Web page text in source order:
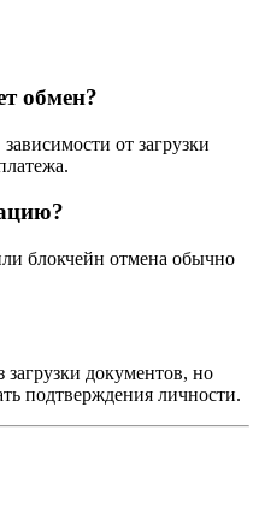
обмен?
от загрузки
блокчейн отмена обычно
документов, но
подтверждения личности.